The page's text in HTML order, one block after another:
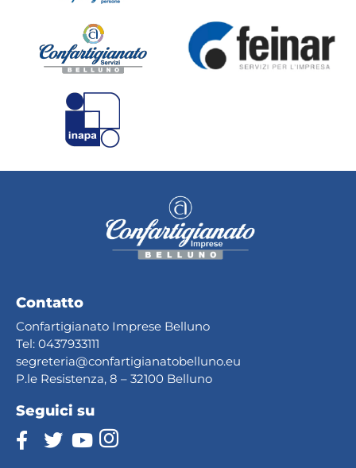
Contatto
Confartigianato Imprese Belluno
Tel: 0437933111
segreteria@confartigianatobelluno.eu
P.le Resistenza, 8 – 32100 Belluno
Seguici su